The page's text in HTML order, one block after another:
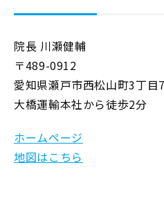
院長 川瀬健輔
〒489-0912
愛知県瀬戸市西松山町3丁目
大橋運輸本社から徒歩2分
ホームページ
地図はこちら